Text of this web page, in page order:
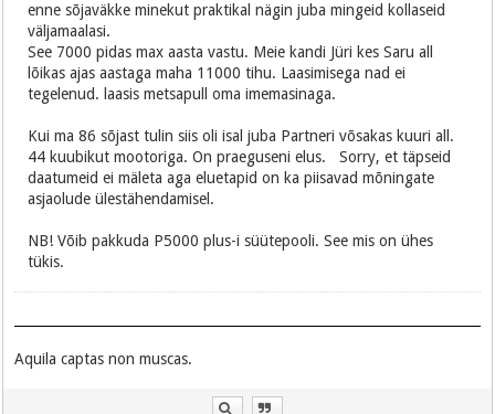
enne sõjaväkke minekut praktikal nägin juba mingeid kollaseid
väljamaalasi.
See 7000 pidas max aasta vastu. Meie kandi Jüri kes Saru all
lõikas ajas aastaga maha 11000 tihu. Laasimisega nad ei
tegelenud. laasis metsapull oma imemasinaga.
Kui ma 86 sõjast tulin siis oli isal juba Partneri võsakas kuuri all.
44 kuubikut mootoriga. On praeguseni elus. Sorry, et täpseid
daatumeid ei mäleta aga eluetapid on ka piisavad mõningate
asjaolude ülestähendamisel.
NB! Võib pakkuda P5000 plus-i süütepooli. See mis on ühes
tükis.
Aquila captas non muscas.